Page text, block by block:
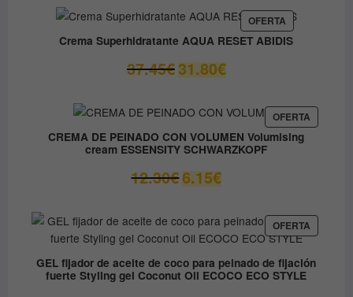
era:
59.05€.
es:
41.33€.
OFERTAPRODUCTO
EN
OFERTA
Crema Superhidratante AQUA RESET ABIDIS
37.45€ El
precio
era:
37.45€.
31.80€El
precio
es:
31.80€.
OFERTA
EN
CREMA DE PEINADO CON VOLUMEN Volumising
cream ESSENSITY SCHWARZKOPF
12.30€El
precio
era:
12.30€.
6.15€El
precio
es:
6.15€.
OFERTA
EN
GEL fijador de aceite de coco para peinado de fijación
fuerte Styling gel Coconut Oil ECOCO ECO STYLE